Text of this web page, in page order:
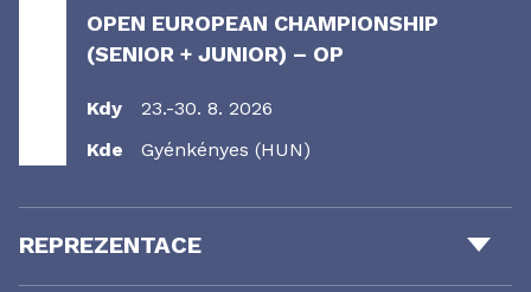
OPEN EUROPEAN CHAMPIONSHIP
(SENIOR + JUNIOR) – OP
Kdy
23.-30. 8. 2026
Kde
Gyénkényes (HUN)
REPREZENTACE